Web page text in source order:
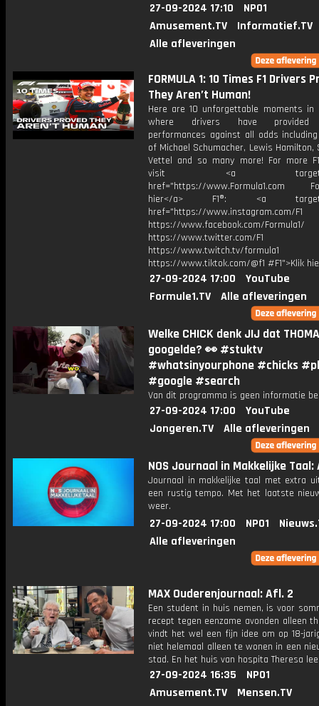
27-09-2024 17:10
NPO1
Amusement.TV
Informatief.TV
Alle afleveringen
FORMULA 1: 10 Times F1 Drivers
They Aren’t Human!
Here are 10 unforgettable moments in
where drivers have provided
performances against all odds
of Michael Schumacher, Lewis Hamilton,
Vettel and so many more! For more
visit <a
href="https://www.Formula1.com
hier</a> F1®: <a
href="https://www.instagram.com/F1
https://www.facebook.com/Formula1/
https://www.twitter.com/F1
https://www.twitch.tv/formula1
https://www.tiktok.com/@f1 #F1">Klik
27-09-2024 17:00
YouTube
Formule1.TV
Alle afleveringen
Welke CHICK denk JIJ dat
googelde? 👀 #stuktv
#whatsinyourphone #chicks
#google #search
Van dit programma is geen informatie
27-09-2024 17:00
YouTube
Jongeren.TV
Alle afleveringen
NOS Journaal in Makkelijke Taal:
Journaal in makkelijke taal met extra
een rustig tempo. Met het laatste
weer.
27-09-2024 17:00 NPO1
Alle afleveringen
MAX Ouderenjournaal: Afl. 2
Een student in huis nemen, is voor
recept tegen eenzame avonden alleen
vindt het wel een fijn idee om op 18-
niet helemaal alleen te wonen in een
stad. En het huis van hospita Theresa
27-09-2024 16:35
NPO1
Amusement.TV
Mensen.TV